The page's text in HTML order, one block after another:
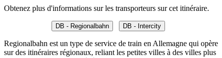
Obtenez plus d'informations sur les transporteurs sur cet itinéraire.
DB - Regionalbahn DB - Intercity
Regionalbahn est un type de service de train en Allemagne qui opère
sur des itinéraires régionaux, reliant les petites villes à des villes plus